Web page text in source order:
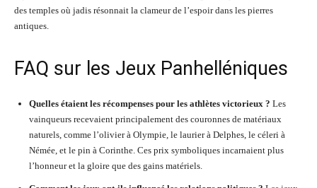
des temples où jadis résonnait la clameur de l’espoir dans les pierres
antiques.
FAQ sur les Jeux Panhelléniques
Quelles étaient les récompenses pour les athlètes victorieux ? Les
vainqueurs recevaient principalement des couronnes de matériaux
naturels, comme l’olivier à Olympie, le laurier à Delphes, le céleri à
Némée, et le pin à Corinthe. Ces prix symboliques incarnaient plus
l’honneur et la gloire que des gains matériels.